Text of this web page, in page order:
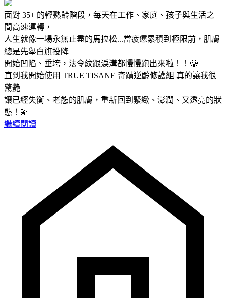
面對 35+ 的輕熟齡階段，每天在工作、家庭、孩子與生活之
間高速運轉，
人生就像一場永無止盡的馬拉松...當疲憊累積到極限前，肌膚
總是先舉白旗投降
開始凹陷、垂垮，法令紋跟淚溝都慢慢跑出來啦！！🥲
直到我開始使用 TRUE TISANE 奇蹟逆齡修護組 真的讓我很
驚艷
讓已經失衡、老態的肌膚，重新回到緊緻、澎潤、又透亮的狀
態！💫
繼續閱讀